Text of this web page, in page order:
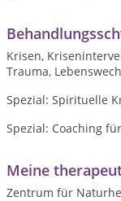
Krisen,
Trauma,
Spezial: Spirituelle
Spezial: Coaching
Meine
Zentrum für